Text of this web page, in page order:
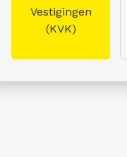
Vestigingen
(KVK)